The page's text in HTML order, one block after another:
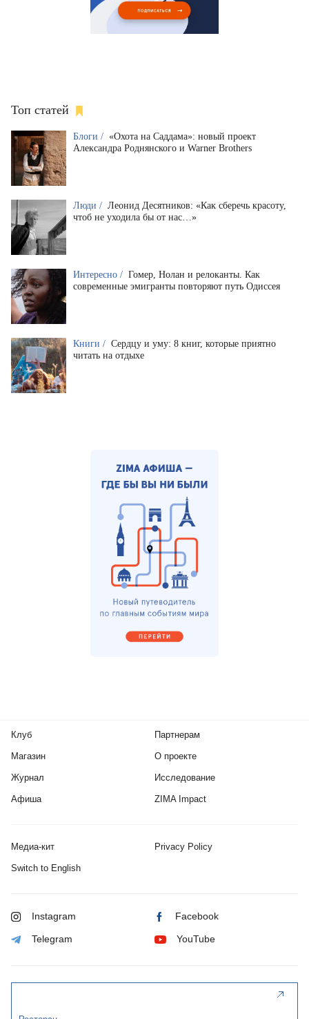
Топ статей
Блоги / «Охота на Саддама»: новый проект
Александра Роднянского и Warner Brothers
Люди / Леонид Десятников: «Как сберечь красоту,
чтоб не уходила бы от нас…»
Интересно / Гомер, Нолан и релоканты. Как
современные эмигранты повторяют путь Одиссея
Книги / Сердцу и уму: 8 книг, которые приятно
читать на отдыхе
Клуб
Магазин
Журнал
Афиша
Партнерам
О проекте
Исследование
ZIMA Impact
Медиа-кит Privacy Policy
Switch to English
Instagram Facebook
Telegram YouTube